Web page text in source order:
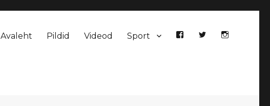
Avaleht Pildid Videod Sport